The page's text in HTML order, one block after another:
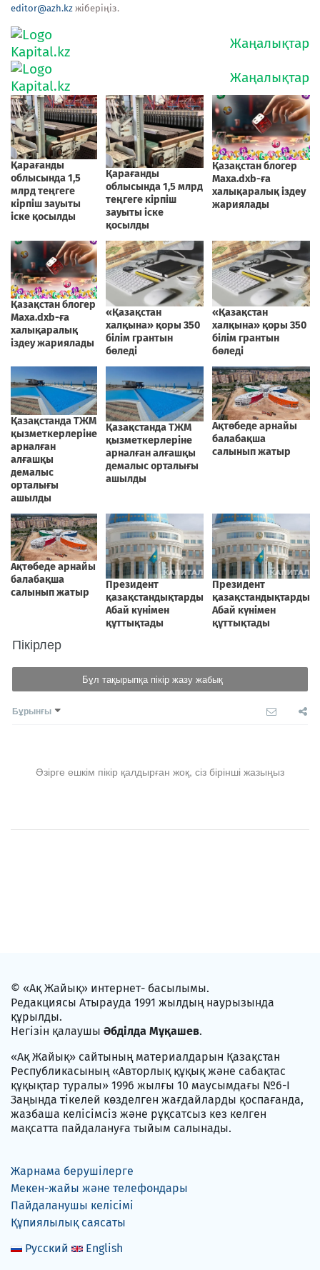
editor@azh.kz жіберіңіз.
Пікірлер
Бұл тақырыпқа пікір жазу жабық
Бұрынғы
Әзірге ешкім пікір қалдырған жоқ, сіз бірінші жазыңыз
© «Ақ Жайық» интернет- басылымы.
Редакциясы Атырауда 1991 жылдың наурызында
құрылды.
Негізін қалаушы Әбділда Мұқашев.
«Ақ Жайық» сайтының материалдарын Қазақстан
Республикасының «Авторлық құқық және сабақтас
құқықтар туралы» 1996 жылғы 10 маусымдағы №6-I
Заңында тікелей көзделген жағдайларды қоспағанда,
жазбаша келісімсіз және рұқсатсыз кез келген
мақсатта пайдалануға тыйым салынады.
Жарнама берушілерге
Мекен-жайы және телефондары
Пайдаланушы келісімі
Құпиялылық саясаты
Русский
English